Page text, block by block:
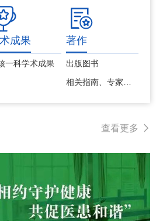
成果
一科学术成果
著作
出版图书
查看更多